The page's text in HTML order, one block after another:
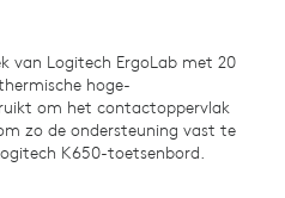
van Logitech ErgoLab met 20
hoge-
om het contactoppervlak
zo de ondersteuning vast te
K650-toetsenbord.